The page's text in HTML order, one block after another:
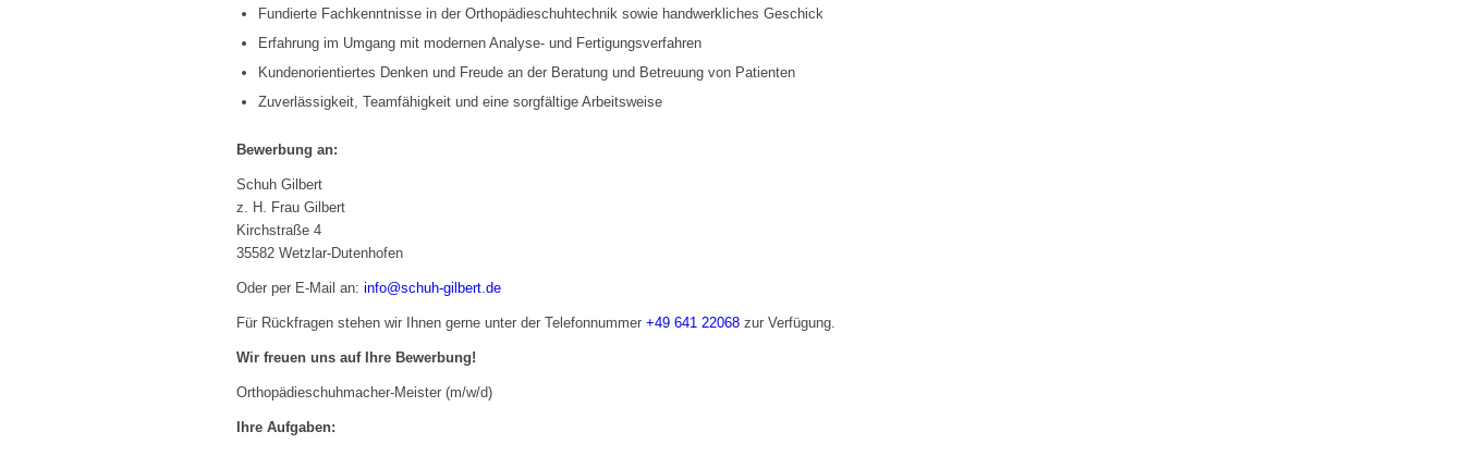
Fundierte Fachkenntnisse in der Orthopädieschuhtechnik sowie handwerkliches Geschick
Erfahrung im Umgang mit modernen Analyse- und Fertigungsverfahren
Kundenorientiertes Denken und Freude an der Beratung und Betreuung von Patienten
Zuverlässigkeit, Teamfähigkeit und eine sorgfältige Arbeitsweise
Bewerbung an:
Schuh Gilbert
z. H. Frau Gilbert
Kirchstraße 4
35582 Wetzlar-Dutenhofen
Oder per E-Mail an: info@schuh-gilbert.de
Für Rückfragen stehen wir Ihnen gerne unter der Telefonnummer +49 641 22068 zur Verfügung.
Wir freuen uns auf Ihre Bewerbung!
Orthopädieschuhmacher-Meister (m/w/d)
Ihre Aufgaben: